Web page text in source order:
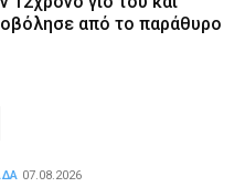
από το παράθυρο
07.08.2026